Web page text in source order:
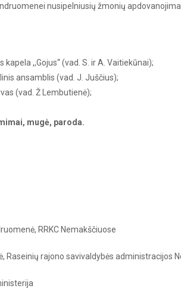
nusipelniusių žmonių
kapela ,,Gojus“ (vad. S. ir A. Vaitiekūnai);
ansamblis (vad. J. Juščius);
(vad. Ž Lembutienė);
mugė, paroda.
RRKC Nemakščiuose
Raseinių rajono savivaldybės administracijos